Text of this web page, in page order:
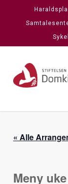
content
« Alle
Meny